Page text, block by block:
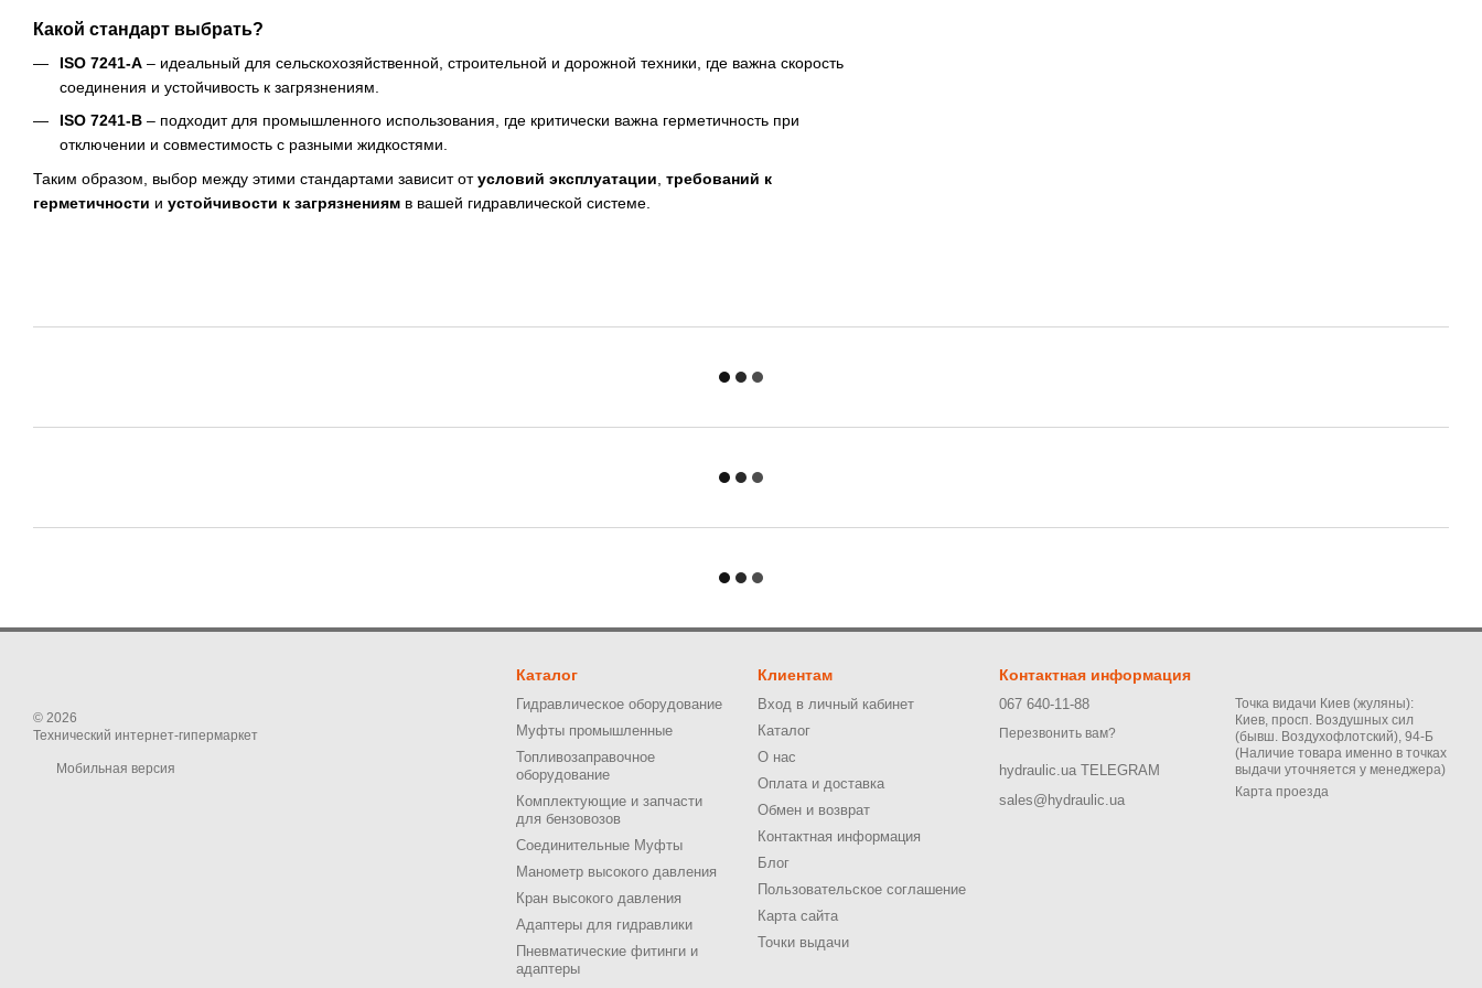
Какой стандарт выбрать?
ISO 7241-A – идеальный для сельскохозяйственной, строительной и дорожной техники, где важна скорость
соединения и устойчивость к загрязнениям.
ISO 7241-B – подходит для промышленного использования, где критически важна герметичность при
отключении и совместимость с разными жидкостями.
Таким образом, выбор между этими стандартами зависит отусловий эксплуатации требований к
герметичности и устойчивости к загрязнениям в вашей гидравлической системе.
© 2026
Технический интернет-гипермаркет
Мобильная версия
Каталог
Гидравлическое оборудование
Муфты промышленные
Топливозаправочное
оборудование
Комплектующие и запчасти
для бензовозов
Соединительные Муфты
Манометр высокого давления
Кран высокого давления
Адаптеры для гидравлики
Пневматические фитинги и
адаптеры
Клиентам
Вход в личный кабинет
Каталог
О нас
Оплата и доставка
Обмен и возврат
Контактная информация
Блог
Пользовательское соглашение
Карта сайта
Точки выдачи
Контактная информация
067 640-11-88
Перезвонить вам?
hydraulic.ua TELEGRAM
sales@hydraulic.ua
Точка видачи Киев (жуляны):
Киев, просп. Воздушных сил
(бывш. Воздухофлотский), 94-Б
(Наличие товара именно в точках
выдачи уточняется у менеджера)
Карта проезда